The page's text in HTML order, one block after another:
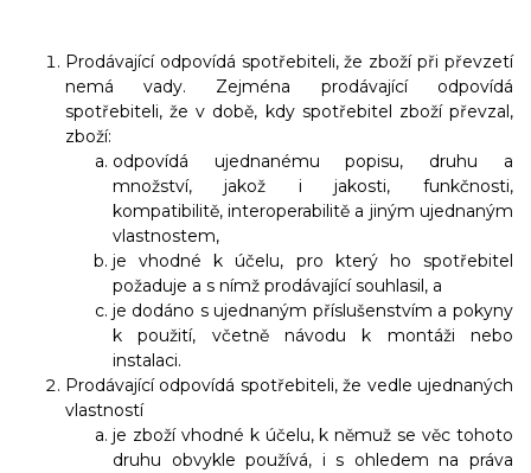
Prodávající odpovídá spotřebiteli, že zboží při převzetí
nemá vady. Zejména prodávající odpovídá
spotřebiteli, že v době, kdy spotřebitel zboží převzal,
zboží:
odpovídá ujednanému popisu, druhu a
množství, jakož i jakosti, funkčnosti,
kompatibilitě, interoperabilitě a jiným ujednaným
vlastnostem,
je vhodné k účelu, pro který ho spotřebitel
požaduje a s nímž prodávající souhlasil, a
je dodáno s ujednaným příslušenstvím a pokyny
k použití, včetně návodu k montáži nebo
instalaci.
Prodávající odpovídá spotřebiteli, že vedle ujednaných
vlastností
je zboží vhodné k účelu, k němuž se věc tohoto
druhu obvykle používá, i s ohledem na práva